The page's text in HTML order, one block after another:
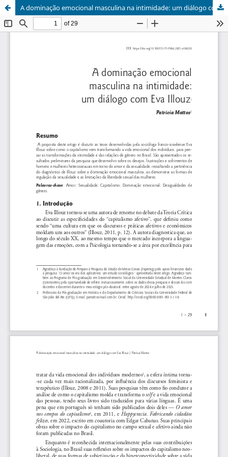
A dominação emocional masculina na intimidade: um diálogo com Eva Illouz